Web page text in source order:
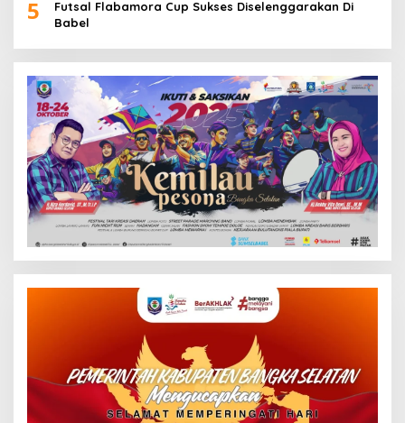
5
Futsal Flabamora Cup Sukses Diselenggarakan Di
Babel